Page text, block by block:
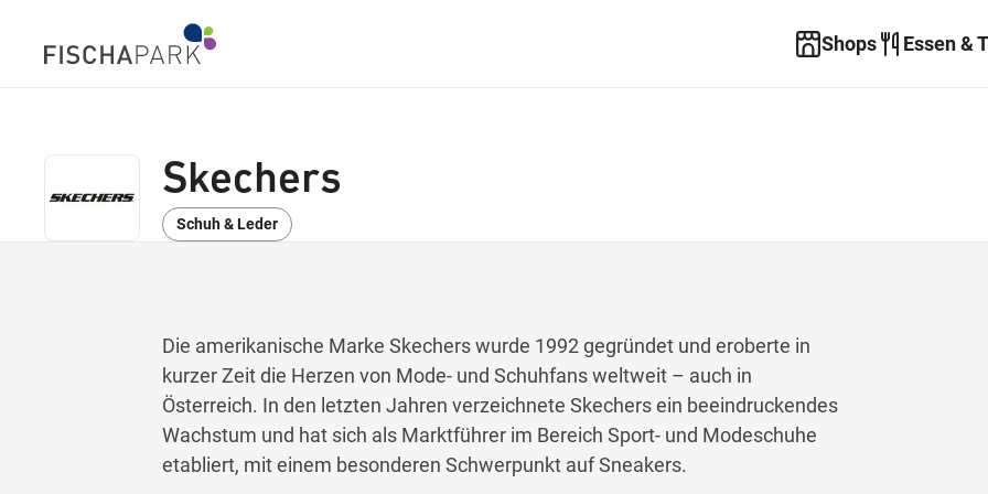
Shops Essen &
Skechers
Schuh & Leder
Die amerikanische Marke Skechers wurde 1992 gegründet und eroberte in
kurzer Zeit die Herzen von Mode- und Schuhfans weltweit – auch in
Österreich. In den letzten Jahren verzeichnete Skechers ein beeindruckendes
Wachstum und hat sich als Marktführer im Bereich Sport- und Modeschuhe
etabliert, mit einem besonderen Schwerpunkt auf Sneakers.